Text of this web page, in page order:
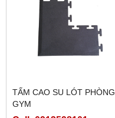
TẤM CAO SU LÓT PHÒNG
GYM